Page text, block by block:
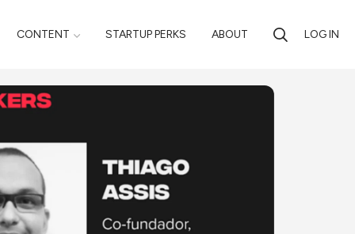
CONTENT STARTUP PERKS ABOUT LOG IN